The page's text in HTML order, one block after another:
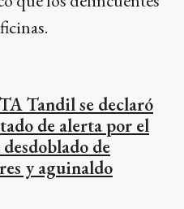
Tandil se declaró
de alerta por el
de
y aguinaldo